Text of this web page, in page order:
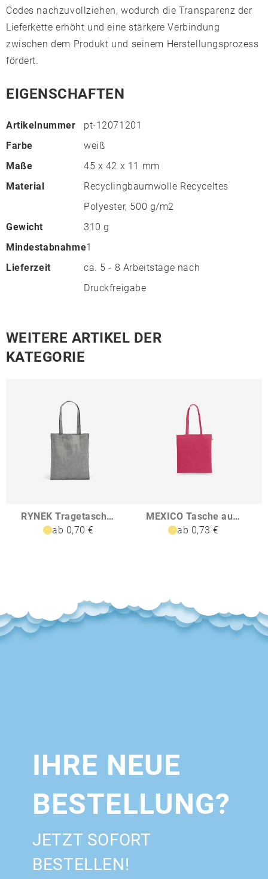
Codes nachzuvollziehen, wodurch die Transparenz der
Lieferkette erhöht und eine stärkere Verbindung
zwischen dem Produkt und seinem Herstellungsprozess
fördert.
EIGENSCHAFTEN
Artikelnummer
pt-12071201
Farbe
weiß
Maße
45 x 42 x 11 mm
Material
Recyclingbaumwolle Recyceltes
Polyester, 500 g/m2
Gewicht
310 g
Mindestabnahme1
Lieferzeit
ca. 5 - 8 Arbeitstage nach
Druckfreigabe
WEITERE ARTIKEL DER
KATEGORIE
RYNEK Tragetasche aus recycelter Baumwolle 70 polyester 30 rPET 140 gm
ab 0,70 €
MEXICO Tasche aus recycelter Baumwolle 70 und Polyester 30 rPET 150 gm
ab 0,73 €
IHRE NEUE
BESTELLUNG?
JETZT SOFORT
BESTELLEN!